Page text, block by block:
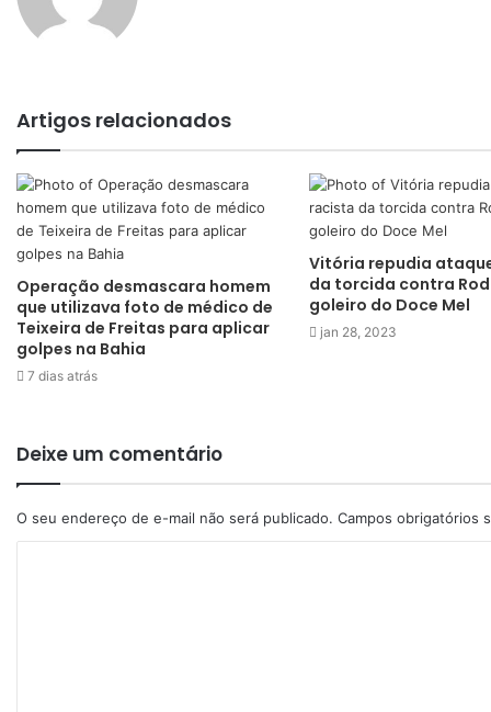
Artigos relacionados
Operação desmascara homem
que utilizava foto de médico de
Teixeira de Freitas para aplicar
golpes na Bahia
7 dias atrás
Vitória repudia
da torcida contra
goleiro do Doce Mel
jan 28, 2023
Deixe um comentário
O seu endereço de e-mail não será publicado. Campos obrigatórios